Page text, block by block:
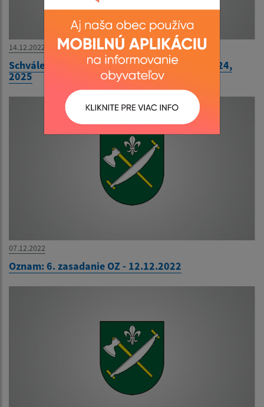
14.12.2022
Schválený rozpočet na rok 2023, návrh na 2024,
2025
07.12.2022
Oznam: 6. zasadanie OZ - 12.12.2022